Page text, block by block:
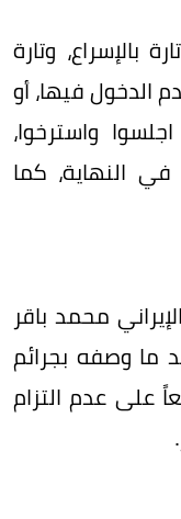
بالإسراع، وتارة
الدخول فيها، أو
واسترخوا،
النهاية، كما
محمد باقر
ما وصفه بجرائم
على عدم التزام